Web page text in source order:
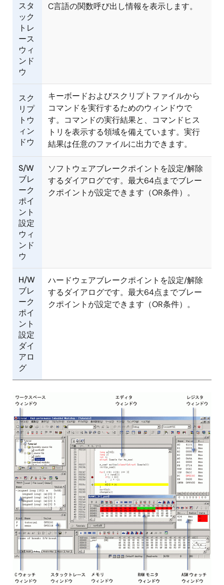
スタ
ック
トレ
ース
ウィ
ンド
ウ
C言語の関数呼び出し情報を表示します。
スク
リプ
トウ
ィン
ドウ
キーボードおよびスクリプトファイルから
コマンドを実行するためのウィンドウで
す。コマンドの実行結果と、コマンドヒス
トリを表示する領域を備えています。実行
結果は任意のファイルに出力できます。
S/W
ブレ
ーク
ポイ
ント
設定
ウィ
ンド
ウ
ソフトウェアブレークポイントを設定/解除
するダイアログです。最大64点までブレー
クポイントが設定できます（OR条件）。
H/W
ブレ
ーク
ポイ
ント
設定
ダイ
アロ
グ
ハードウェアブレークポイントを設定/解除
するダイアログです。最大64点までブレー
クポイントが設定できます（OR条件）。
画
像